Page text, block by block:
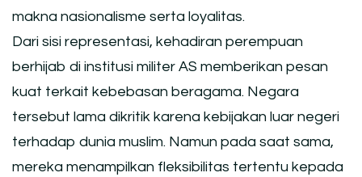
makna nasionalisme serta loyalitas.
Dari sisi representasi, kehadiran perempuan
berhijab di institusi militer AS memberikan pesan
kuat terkait kebebasan beragama. Negara
tersebut lama dikritik karena kebijakan luar negeri
terhadap dunia muslim. Namun pada saat sama,
mereka menampilkan fleksibilitas tertentu kepada